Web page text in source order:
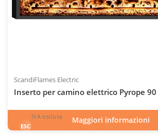
ScandiFlames Electric
Inserto per camino elettrico Pyrope 90
ESC
IVA esclusa
598€esclusa 22.0% IVA
Maggiori informazioni